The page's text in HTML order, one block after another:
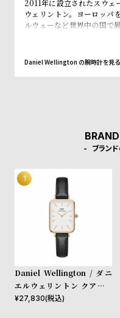
l
2011年に設立されたスウェ
ウェリントン。ヨーロッパ
ルウェーなど世界中の国で
ス、好みに応じて付け替え
イプベルトというトレンド
界に革命をもたらしました
ムレスなデザインとイギ
が、高級感を演出し、ミ
Daniel Wellington の腕時計を見る
ブラン
Daniel Wellington / ダニ
エルウェリントン クアドロ
シェフィールド ローズゴール
¥27,830(税込)